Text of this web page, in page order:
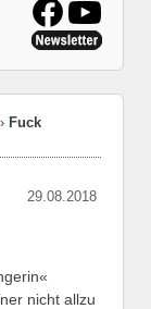
› Fuck
29.08.2018
nicht allzu